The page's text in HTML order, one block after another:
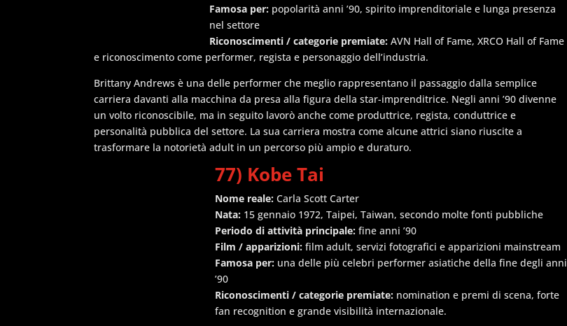
Famosa per: popolarità anni ’90, spirito imprenditoriale e lunga presenza
nel settore
Riconoscimenti / categorie premiate: AVN Hall of Fame, XRCO Hall of Fame
e riconoscimento come performer, regista e personaggio dell’industria.
Brittany Andrews è una delle performer che meglio rappresentano il passaggio dalla semplice
carriera davanti alla macchina da presa alla figura della star-imprenditrice. Negli anni ’90 divenne
un volto riconoscibile, ma in seguito lavorò anche come produttrice, regista, conduttrice e
personalità pubblica del settore. La sua carriera mostra come alcune attrici siano riuscite a
trasformare la notorietà adult in un percorso più ampio e duraturo.
77) Kobe Tai
Nome reale: Carla Scott Carter
Nata: 15 gennaio 1972, Taipei, Taiwan, secondo molte fonti pubbliche
Periodo di attività principale: fine anni ’90
Film / apparizioni: film adult, servizi fotografici e apparizioni mainstream
Famosa per: una delle più celebri performer asiatiche della fine degli anni
’90
Riconoscimenti / categorie premiate: nomination e premi di scena, forte
fan recognition e grande visibilità internazionale.